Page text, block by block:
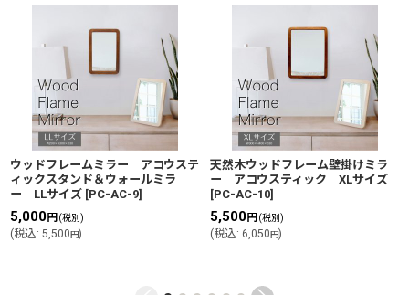
ウッドフレームミラー アコウステ
ィックスタンド＆ウォールミラ
ー LLサイズ [PC-AC-9]
5,000円(税別)
(税込: 5,500円)
天然木ウッドフレーム壁掛けミラ
ー アコウスティック XLサイズ
[PC-AC-10]
5,500円(税別)
(税込: 6,050円)